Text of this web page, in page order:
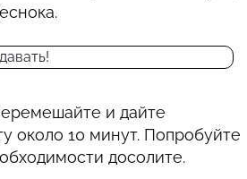
и дайте
около 10 минут. Попробуйте
досолите.